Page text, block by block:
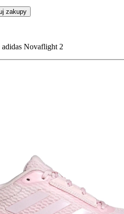
zakupy
Novaflight 2